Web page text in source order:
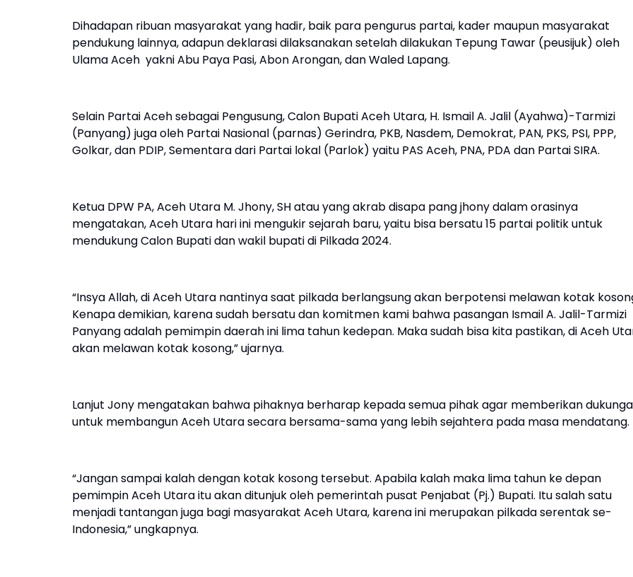
Dihadapan ribuan masyarakat yang hadir, baik para pengurus partai, kader maupun masyarakat
pendukung lainnya, adapun deklarasi dilaksanakan setelah dilakukan Tepung Tawar (peusijuk) oleh
Ulama Aceh yakni Abu Paya Pasi, Abon Arongan, dan Waled Lapang.
Selain Partai Aceh sebagai Pengusung, Calon Bupati Aceh Utara, H. Ismail A. Jalil (Ayahwa)-Tarmizi
(Panyang) juga oleh Partai Nasional (parnas) Gerindra, PKB, Nasdem, Demokrat, PAN, PKS, PSI, PPP,
Golkar, dan PDIP, Sementara dari Partai lokal (Parlok) yaitu PAS Aceh, PNA, PDA dan Partai SIRA.
Ketua DPW PA, Aceh Utara M. Jhony, SH atau yang akrab disapa pang jhony dalam orasinya
mengatakan, Aceh Utara hari ini mengukir sejarah baru, yaitu bisa bersatu 15 partai politik untuk
mendukung Calon Bupati dan wakil bupati di Pilkada 2024.
“Insya Allah, di Aceh Utara nantinya saat pilkada berlangsung akan berpotensi melawan kotak
Kenapa demikian, karena sudah bersatu dan komitmen kami bahwa pasangan Ismail A. Jalil-Tarmizi
Panyang adalah pemimpin daerah ini lima tahun kedepan. Maka sudah bisa kita pastikan, di Aceh
akan melawan kotak kosong,” ujarnya.
Lanjut Jony mengatakan bahwa pihaknya berharap kepada semua pihak agar memberikan
untuk membangun Aceh Utara secara bersama-sama yang lebih sejahtera pada masa mendatang.
“Jangan sampai kalah dengan kotak kosong tersebut. Apabila kalah maka lima tahun ke depan
pemimpin Aceh Utara itu akan ditunjuk oleh pemerintah pusat Penjabat (Pj.) Bupati. Itu salah satu
menjadi tantangan juga bagi masyarakat Aceh Utara, karena ini merupakan pilkada serentak se-
Indonesia,” ungkapnya.